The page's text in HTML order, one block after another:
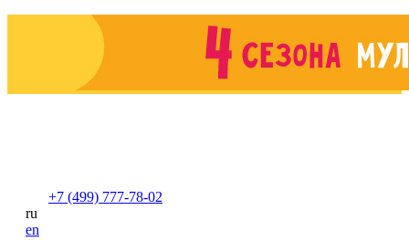
+7 (499) 777-78-02
ru
en